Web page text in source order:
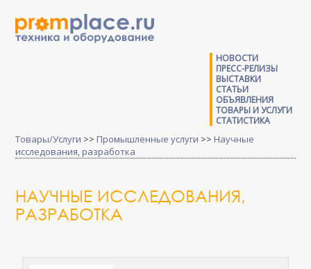
НОВОСТИ
ПРЕСС-РЕЛИЗЫ
ВЫСТАВКИ
СТАТЬИ
ОБЪЯВЛЕНИЯ
ТОВАРЫ И УСЛУГИ
СТАТИСТИКА
Товары/Услуги >> Промышленные услуги >> Научные
исследования, разработка
НАУЧНЫЕ ИССЛЕДОВАНИЯ,
РАЗРАБОТКА